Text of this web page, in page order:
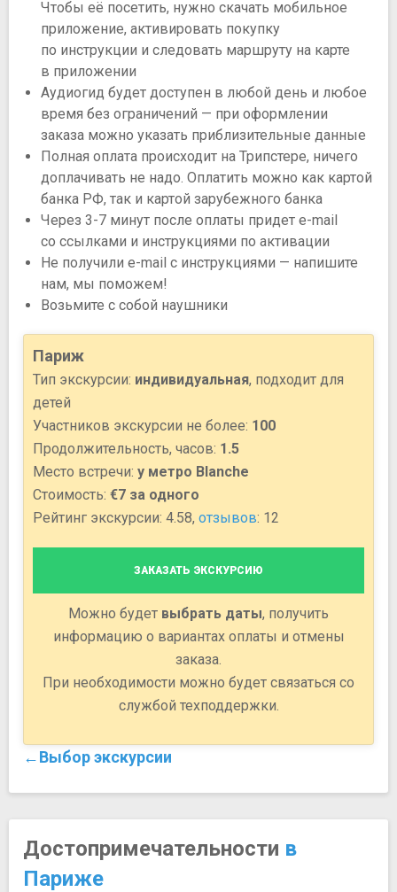
Чтобы её посетить, нужно скачать мобильное
приложение, активировать покупку
по инструкции и следовать маршруту на карте
в приложении
Аудиогид будет доступен в любой день и любое
время без ограничений — при оформлении
заказа можно указать приблизительные данные
Полная оплата происходит на Трипстере, ничего
доплачивать не надо. Оплатить можно как картой
банка РФ, так и картой зарубежного банка
Через 3-7 минут после оплаты придет e-mail
со ссылками и инструкциями по активации
Не получили e-mail с инструкциями — напишите
нам, мы поможем!
Возьмите с собой наушники
Париж
Тип экскурсии: индивидуальная, подходит для
детей
Участников экскурсии не более: 100
Продолжительность, часов: 1.5
Место встречи: у метро Blanche
Стоимость: €7 за одного
Рейтинг экскурсии: 4.58, отзывов: 12
ЗАКАЗАТЬ ЭКСКУРСИЮ
Можно будет выбрать даты, получить
информацию о вариантах оплаты и отмены
заказа.
При необходимости можно будет связаться со
службой техподдержки.
←Выбор экскурсии
Достопримечательности в
Париже